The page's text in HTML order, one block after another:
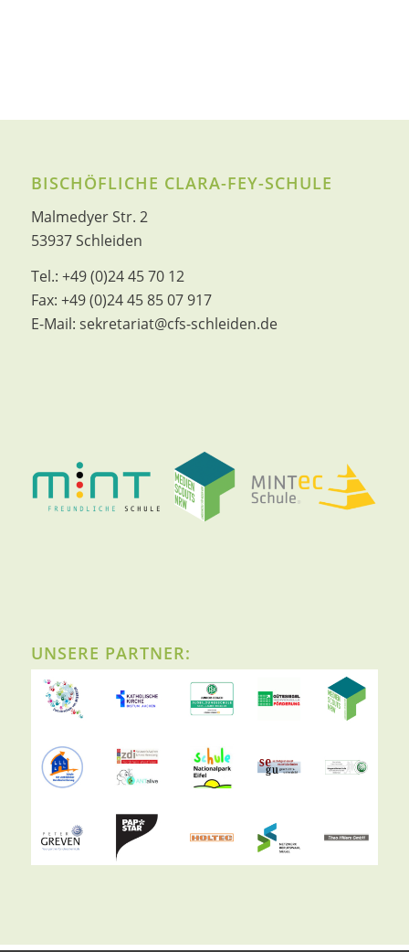
BISCHÖFLICHE CLARA-FEY-SCHULE
Malmedyer Str. 2
53937 Schleiden
Tel.: +49 (0)24 45 70 12
Fax: +49 (0)24 45 85 07 917
E-Mail: sekretariat@cfs-schleiden.de
UNSERE PARTNER: